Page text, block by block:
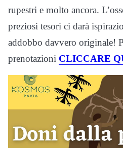
rupestri e molto ancora.
preziosi tesori ci darà
addobbo davvero originale!
prenotazioni CLICCARE